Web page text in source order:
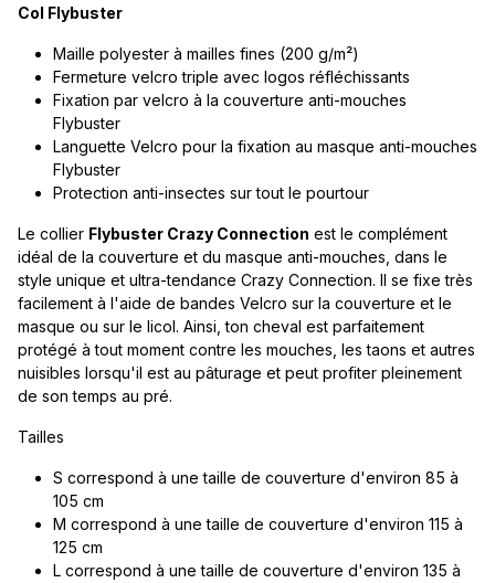
Col Flybuster
Maille polyester à mailles fines (200 g/m²)
Fermeture velcro triple avec logos réfléchissants
Fixation par velcro à la couverture anti-mouches
Flybuster
Languette Velcro pour la fixation au masque anti-mouches
Flybuster
Protection anti-insectes sur tout le pourtour
Le collier Flybuster Crazy Connection est le complément
idéal de la couverture et du masque anti-mouches, dans le
style unique et ultra-tendance Crazy Connection. Il se fixe très
facilement à l'aide de bandes Velcro sur la couverture et le
masque ou sur le licol. Ainsi, ton cheval est parfaitement
protégé à tout moment contre les mouches, les taons et autres
nuisibles lorsqu'il est au pâturage et peut profiter pleinement
de son temps au pré.
Tailles
S correspond à une taille de couverture d'environ 85 à
105 cm
M correspond à une taille de couverture d'environ 115 à
125 cm
L correspond à une taille de couverture d'environ 135 à